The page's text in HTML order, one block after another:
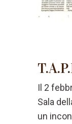
Il 2
Sala
un